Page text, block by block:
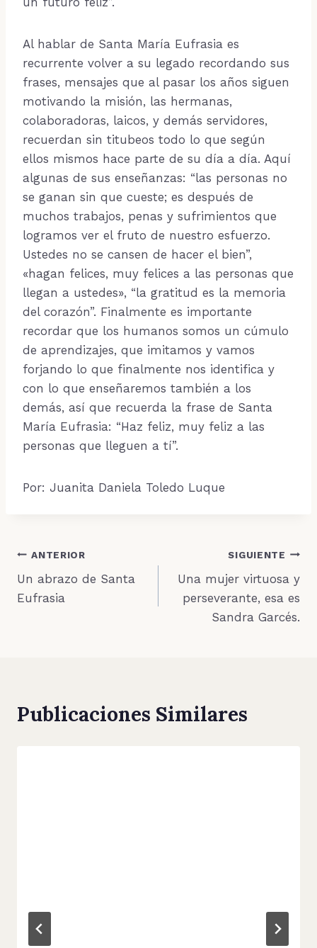
Al hablar de Santa María Eufrasia es
recurrente volver a su legado recordando sus
frases, mensajes que al pasar los años siguen
motivando la misión, las hermanas,
colaboradoras, laicos, y demás servidores,
recuerdan sin titubeos todo lo que según
ellos mismos hace parte de su día a día. Aquí
algunas de sus enseñanzas: “las personas no
se ganan sin que cueste; es después de
muchos trabajos, penas y sufrimientos que
logramos ver el fruto de nuestro esfuerzo.
Ustedes no se cansen de hacer el bien”,
«hagan felices, muy felices a las personas que
llegan a ustedes», “la gratitud es la memoria
del corazón”. Finalmente es importante
recordar que los humanos somos un cúmulo
de aprendizajes, que imitamos y vamos
forjando lo que finalmente nos identifica y
con lo que enseñaremos también a los
demás, así que recuerda la frase de Santa
María Eufrasia: “Haz feliz, muy feliz a las
personas que lleguen a tí”.
Por: Juanita Daniela Toledo Luque
Navegación
de
ANTERIOR
Un abrazo de Santa
Eufrasia
SIGUIENTE
Una mujer virtuosa y
perseverante, esa es
Sandra Garcés.
Publicaciones Similares